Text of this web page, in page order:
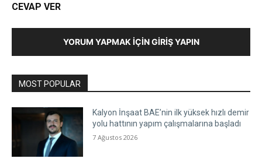
CEVAP VER
YORUM YAPMAK İÇIN GIRIŞ YAPIN
MOST POPULAR
Kalyon İnşaat BAE’nin ilk yüksek hızlı demir
yolu hattının yapım çalışmalarına başladı
7 Ağustos 2026